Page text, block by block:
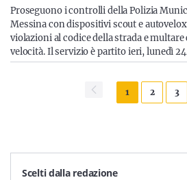
Proseguono i controlli della Polizia
Messina con dispositivi scout e
violazioni al codice della strada e
velocità. Il servizio è partito ieri, lunedì
1 2 3
Scelti dalla redazione